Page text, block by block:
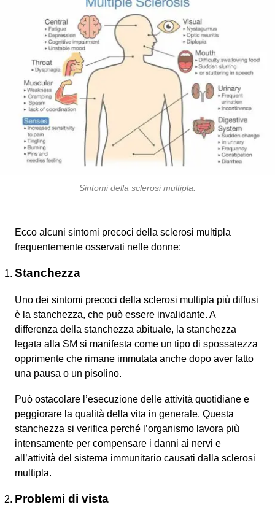
Sintomi della sclerosi multipla
Ecco alcuni sintomi precoci della sclerosi multipla
frequentemente osservati nelle donne:
Stanchezza
Uno dei sintomi precoci della sclerosi multipla più diffusi
è la stanchezza, che può essere invalidante. A
differenza della stanchezza abituale, la stanchezza
legata alla SM si manifesta come un tipo di spossatezza
opprimente che rimane immutata anche dopo aver fatto
una pausa o un pisolino.
Può ostacolare l’esecuzione delle attività quotidiane e
peggiorare la qualità della vita in generale. Questa
stanchezza si verifica perché l’organismo lavora più
intensamente per compensare i danni ai nervi e
all’attività del sistema immunitario causati dalla sclerosi
multipla.
Problemi di vista